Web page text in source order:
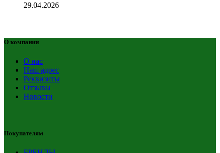
29.04.2026
О компании
О нас
Наш адрес
Реквизиты
Отзывы
Новости
Покупателям